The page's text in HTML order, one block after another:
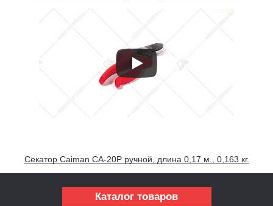
Секатор Caiman CA-20P ручной, длина 0,17 м., 0,163 кг.
Каталог товаров